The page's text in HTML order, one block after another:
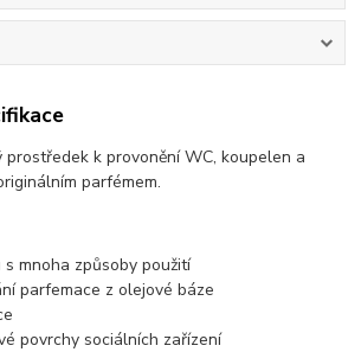
prostředek k provonění WC, koupelen a
parfémem.
s mnoha způsoby použití
parfemace z olejové báze
povrchy sociálních zařízení